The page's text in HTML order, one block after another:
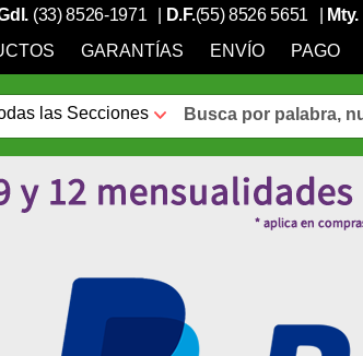
(33) 8526-1971 D.F.(55) 8526 5651 Mty.
GARANTÍAS ENVÍO PAGO